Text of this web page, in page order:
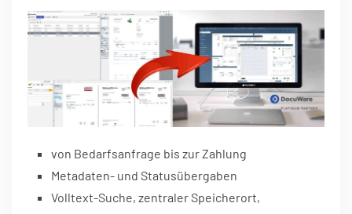
von Bedarfsanfrage bis zur Zahlung
Metadaten- und Statusübergaben
Volltext-Suche, zentraler Speicherort,